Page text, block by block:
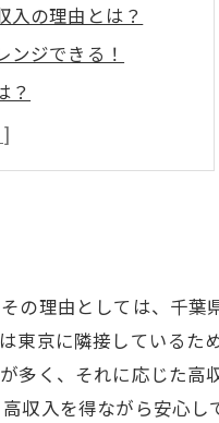
入の理由とは？
ジできる！
？
？
とのメリットとは？
の理由としては、千
東京に隣接しているた
多く、それに応じた高
収入を得ながら安心